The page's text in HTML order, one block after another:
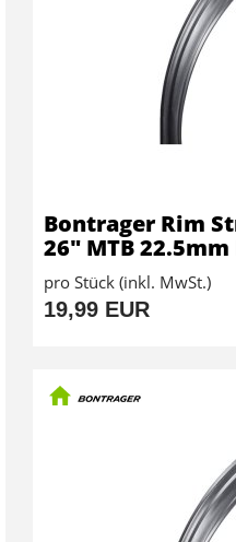
Bontrager Rim
26" MTB
pro Stück (inkl. MwSt.)
19,99 EUR